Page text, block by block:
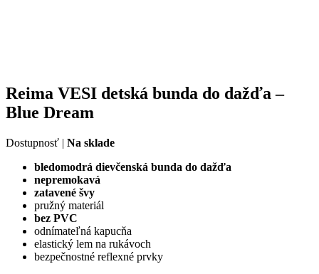
Reima VESI detská bunda do dažďa –
Blue Dream
Dostupnosť | Na sklade
bledomodrá dievčenská bunda do dažďa
nepremokavá
zatavené švy
pružný materiál
bez PVC
odnímateľná kapucňa
elastický lem na rukávoch
bezpečnostné reflexné prvky